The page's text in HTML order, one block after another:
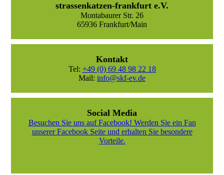
strassenkatzen-frankfurt e.V.
Montabaurer Str. 26
65936 Frankfurt/Main
Kontakt
Tel: +49 (0) 69 48 98 22 18
Mail: info@skf-ev.de
Social Media
Besuchen Sie uns auf Facebook! Werden Sie ein Fan
unserer Facebook Seite und erhalten Sie besondere
Vorteile.